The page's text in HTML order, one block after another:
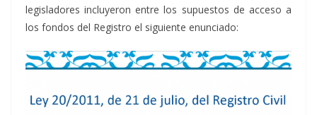
legisladores incluyeron entre los supuestos de acceso a
los fondos del Registro el siguiente enunciado: